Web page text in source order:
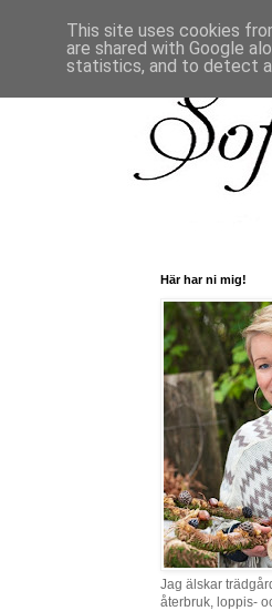
Här har ni mig!
Jag älskar
återbruk, loppis-
This site uses cookies
are shared with Google
statistics, and to detect